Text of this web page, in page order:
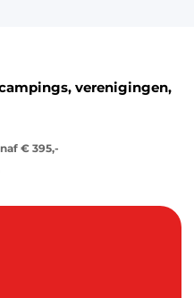
verenigingen,
€ 395,-